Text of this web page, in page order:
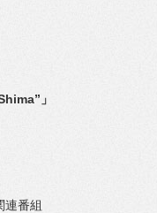
」
連番組